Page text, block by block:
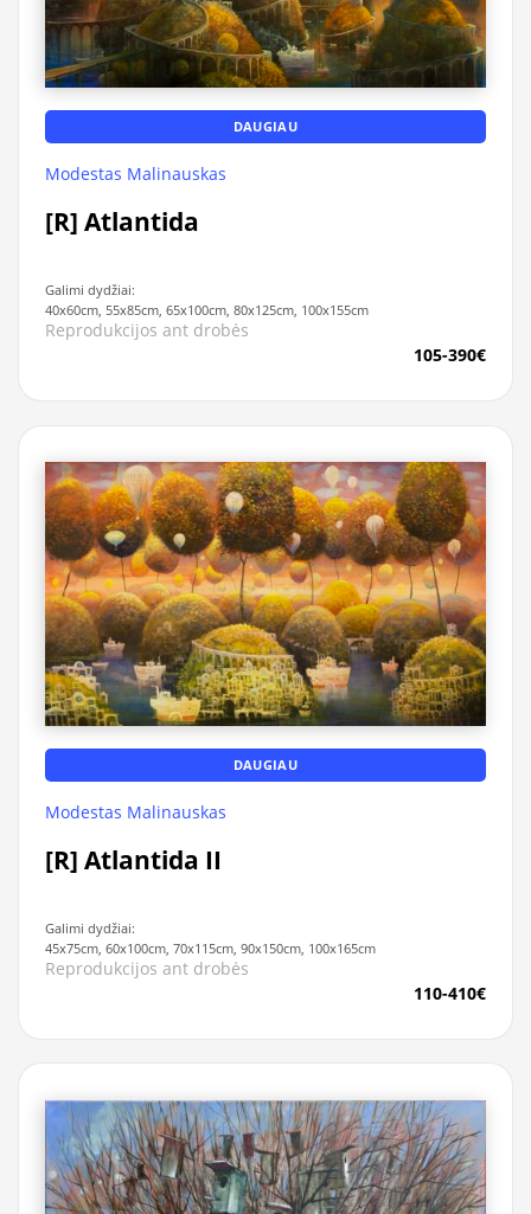
DAUGIAU
Modestas Malinauskas
[R] Atlantida
Galimi dydžiai:
40x60cm, 55x85cm, 65x100cm, 80x125cm, 100x155cm
Reprodukcijos ant drobės
105-390€
DAUGIAU
Modestas Malinauskas
[R] Atlantida II
Galimi dydžiai:
45x75cm, 60x100cm, 70x115cm, 90x150cm, 100x165cm
Reprodukcijos ant drobės
110-410€